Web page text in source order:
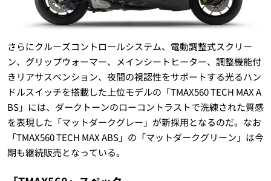
さらにクルーズコントロールシステム、電動調整式スクリー
ン、グリップウォーマー、メインシートヒーター、調整機能付
きリアサスペンション、夜間の視認性をサポートする光るハン
ドルスイッチを搭載した上位モデルの「TMAX560 TECH MAX A
BS」には、ダークトーンのローコントラストで洗練された質感
を表現した「マットダークグレー」が新採用となるのだ。なお
「TMAX560 TECH MAX ABS」の「マットダークグリーン」は今
期も継続販売となっている。